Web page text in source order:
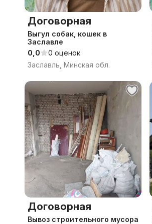
Договорная
Выгул собак, кошек в
Заславле
0,0
0 оценок
Заславль, Минская обл.
Договорная
Вывоз строительного мусора